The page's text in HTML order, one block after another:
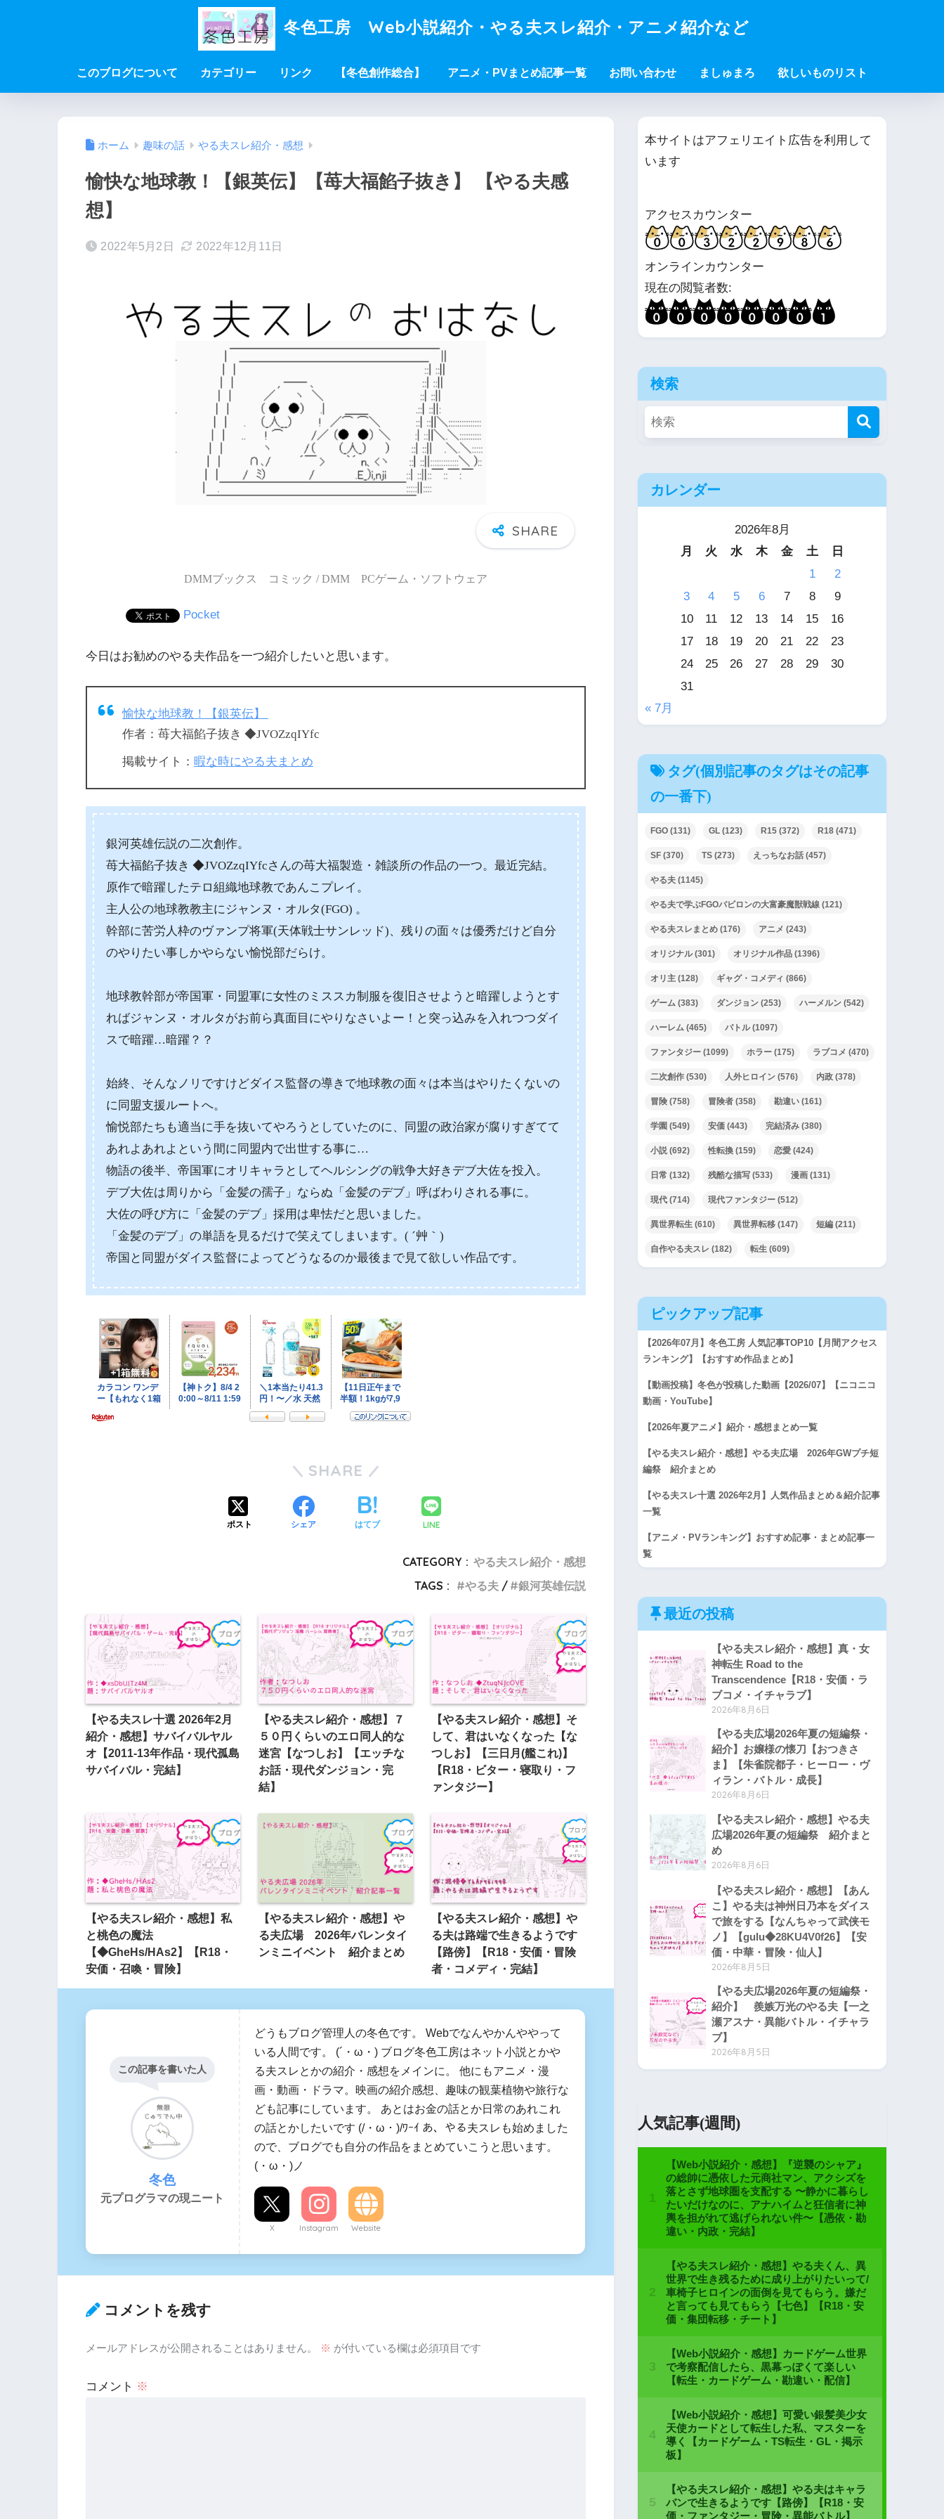
冬色工房 Web小説紹介・やる夫スレ紹介・アニメ紹介など
このブログについて カテゴリー リンク 【冬色創作総合】 アニメ・PVまとめ記事一覧 お問い合わせ ましゅまろ 欲しいものリスト
ホーム 趣味の話 やる夫スレ紹介・感想
愉快な地球教！【銀英伝】【苺大福餡子抜き】 【やる夫感
想】
2022年5月2日 2022年12月11日
DMMブックス コミック / DMM PCゲーム・ソフトウェア
Pocket
今日はお勧めのやる夫作品を一つ紹介したいと思います。
愉快な地球教！【銀英伝】
作者：苺大福餡子抜き ◆JVOZzqIYfc
掲載サイト： 暇な時にやる夫まとめ
銀河英雄伝説の二次創作。
苺大福餡子抜き ◆JVOZzqIYfcさんの苺大福製造・雑談所の作品の一つ。最近完結。
原作で暗躍したテロ組織地球教であんこプレイ。
主人公の地球教教主にジャンヌ・オルタ(FGO) 。
幹部に苦労人枠のヴァンプ将軍(天体戦士サンレッド)、残りの面々は優秀だけど自分
のやりたい事しかやらない愉悦部だらけ。
地球教幹部が帝国軍・同盟軍に女性のミススカ制服を復旧させようと暗躍しようとす
ればジャンヌ・オルタがお前ら真面目にやりなさいよー！と突っ込みを入れつつダイ
スで暗躍…暗躍？？
始終、そんなノリですけどダイス監督の導きで地球教の面々は本当はやりたくないの
に同盟支援ルートへ。
愉悦部たちも適当に手を抜いてやろうとしていたのに、同盟の政治家が腐りすぎてて
あれよあれよという間に同盟内で出世する事に…
物語の後半、帝国軍にオリキャラとしてヘルシングの戦争大好きデブ大佐を投入。
デブ大佐は周りから「金髪の孺子」ならぬ「金髪のデブ」呼ばわりされる事に。
大佐の呼び方に「金髪のデブ」採用は卑怯だと思いました。
「金髪のデブ」の単語を見るだけで笑えてしまいます。( ´艸｀)
帝国と同盟がダイス監督によってどうなるのか最後まで見て欲しい作品です。
SHARE
ポスト シェア はてブ LINE
CATEGORY : やる夫スレ紹介・感想
TAGS :
やる夫 銀河英雄伝説
【やる夫スレ十選 2026年2月
紹介・感想】サバイバルヤル
オ【2011-13年作品・現代孤島
サバイバル・完結】
【やる夫スレ紹介・感想】７
５０円くらいのエロ同人的な
迷宮【なつしお】【エッチな
お話・現代ダンジョン・完
結】
【やる夫スレ紹介・感想】そ
して、君はいなくなった【な
つしお】【三日月(艦これ)】
【R18・ビター・寝取り・フ
ァンタジー】
【やる夫スレ紹介・感想】私
と桃色の魔法
【◆GheHs/HAs2】【R18・
安価・召喚・冒険】
【やる夫スレ紹介・感想】や
る夫広場 2026年バレンタイ
ンミニイベント 紹介まとめ
【やる夫スレ紹介・感想】や
る夫は路端で生きるようです
【路傍】【R18・安価・冒険
者・コメディ・完結】
この記事を書いた人
冬色
元プログラマの現ニート
どうもブログ管理人の冬色です。 Webでなんやかんややって
いる人間です。 (´・ω・) ブログ冬色工房はネット小説とかや
る夫スレとかの紹介・感想をメインに。 他にもアニメ・漫
画・動画・ドラマ。映画の紹介感想、趣味の観葉植物や旅行な
ども記事にしています。 あとはお金の話とか日常のあれこれ
の話とかしたいです (/・ω・)/ﾜｰｲ あ、やる夫スレも始めました
ので、ブログでも自分の作品をまとめていこうと思います。
(・ω・)ノ
X Instagram Website
コメントを残す
メールアドレスが公開されることはありません。 ※ が付いている欄は必須項目です
コメント ※
本サイトはアフェリエイト広告を利用して
います
アクセスカウンター
オンラインカウンター
現在の閲覧者数:
検索
カレンダー
2026年8月
月
火 水 木 金 土
日
1
2
3
4 5 6 7 8
9
10
11 12 13 14 15
16
17
18 19 20 21 22
23
24
25 26 27 28 29
30
31
« 7月
タグ(個別記事のタグはその記事
の一番下)
FGO (131) GL (123) R15 (372) R18 (471)
SF (370) TS (273) えっちなお話 (457)
やる夫 (1145)
やる夫で学ぶFGOバビロンの大富豪魔獣戦線 (121)
やる夫スレまとめ (176) アニメ (243)
オリジナル(301) オリジナル作品 (1396)
オリ主 (128) ギャグ・コメディ (866)
ゲーム (383) ダンジョン (253) ハーメルン (542)
ハーレム (465) バトル(1097)
ファンタジー (1099) ホラー (175) ラブコメ (470)
二次創作 (530) 人外ヒロイン (576) 内政 (378)
冒険 (758) 冒険者 (358) 勘違い (161)
学園 (549) 安価 (443) 完結済み (380)
小説(692) 性転換 (159) 恋愛 (424)
日常 (132) 残酷な描写 (533) 漫画 (131)
現代 (714) 現代ファンタジー (512)
異世界転生 (610) 異世界転移 (147) 短編 (211)
自作やる夫スレ (182) 転生 (609)
ピックアップ記事
【2026年07月】冬色工房 人気記事TOP10【月間アクセス
ランキング】【おすすめ作品まとめ】
【動画投稿】冬色が投稿した動画【2026/07】【ニコニコ
動画・YouTube】
【2026年夏アニメ】紹介・感想まとめ一覧
【やる夫スレ紹介・感想】やる夫広場 2026年GWプチ短
編祭 紹介まとめ
【やる夫スレ十選 2026年2月】人気作品まとめ＆紹介記事
一覧
【アニメ・PVランキング】おすすめ記事・まとめ記事一
覧
最近の投稿
【やる夫スレ紹介・感想】真・女
神転生 Road to the
Transcendence【R18・安価・ラ
ブコメ・イチャラブ】
2026年8月6日
【やる夫広場2026年夏の短編祭・
紹介】お嬢様の懐刀【おつきさ
ま】【朱雀院都子・ヒーロー・ヴ
ィラン・バトル・成長】
2026年8月6日
【やる夫スレ紹介・感想】やる夫
広場2026年夏の短編祭 紹介まと
め
2026年8月6日
【やる夫スレ紹介・感想】【あん
こ】やる夫は神州日乃本をダイス
で旅をする【なんちゃって武侠モ
ノ】【gulu◆28KU4V0f26】【安
価・中華・冒険・仙人】
2026年8月5日
【やる夫広場2026年夏の短編祭・
紹介】 羨嫉万光のやる夫【一之
瀬アスナ・異能バトル・イチャラ
ブ】
2026年8月5日
人気記事(週間)